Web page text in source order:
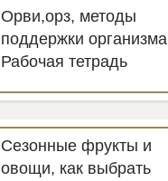
Орви,орз, методы
поддержки организма
Рабочая тетрадь
Сезонные фрукты и
овощи, как выбрать